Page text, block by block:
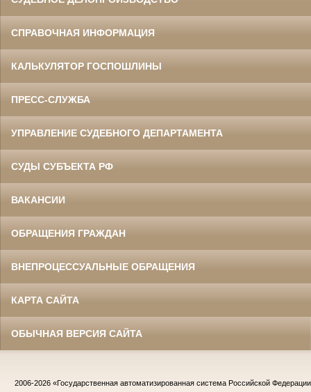
СПРАВОЧНАЯ ИНФОРМАЦИЯ
КАЛЬКУЛЯТОР ГОСПОШЛИНЫ
ПРЕСС-СЛУЖБА
УПРАВЛЕНИЕ СУДЕБНОГО ДЕПАРТАМЕНТА
СУДЫ СУБЪЕКТА РФ
ВАКАНСИИ
ОБРАЩЕНИЯ ГРАЖДАН
ВНЕПРОЦЕССУАЛЬНЫЕ ОБРАЩЕНИЯ
КАРТА САЙТА
ОБЫЧНАЯ ВЕРСИЯ САЙТА
2006-2026 «Государственная автоматизированная система Российской